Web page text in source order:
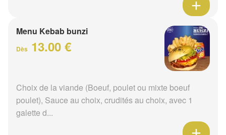
Menu Kebab bunzi
Dès 13.00 €
Choix de la viande (Boeuf, poulet ou mixte boeuf
poulet), Sauce au choix, crudités au choix, avec 1
galette d...